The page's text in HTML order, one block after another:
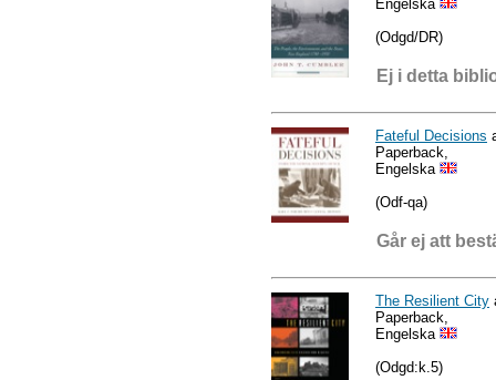
Engelska
(Odgd/DR)
Ej i detta
Fateful Decisions
Paperback,
Engelska
(Odf-qa)
Går ej att
The Resilient City
Paperback,
Engelska
(Odgd:k.5)